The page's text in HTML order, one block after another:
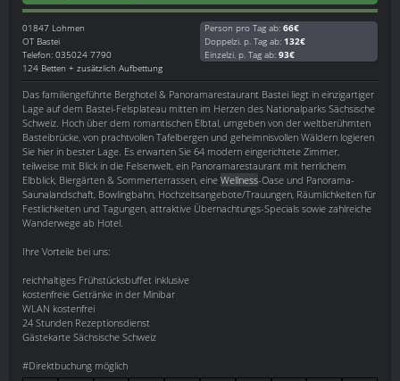
01847 Lohmen
OT Bastei
Telefon: 035024 7790
124 Betten + zusätzlich Aufbettung
Person pro Tag ab: 66€
Doppelzi. p. Tag ab: 132€
Einzelzi. p. Tag ab: 93€
Das familiengeführte Berghotel & Panoramarestaurant Bastei liegt in einzigartiger
Lage auf dem Bastei-Felsplateau mitten im Herzen des Nationalparks Sächsische
Schweiz. Hoch über dem romantischen Elbtal, umgeben von der weltberühmten
Basteibrücke, von prachtvollen Tafelbergen und geheimnisvollen Wäldern logieren
Sie hier in bester Lage. Es erwarten Sie 64 modern eingerichtete Zimmer,
teilweise mit Blick in die Felsenwelt, ein Panoramarestaurant mit herrlichem
Elbblick, Biergärten & Sommerterrassen, eine Wellness-Oase und Panorama-
Saunalandschaft, Bowlingbahn, Hochzeitsangebote/Trauungen, Räumlichkeiten für
Festlichkeiten und Tagungen, attraktive Übernachtungs-Specials sowie zahlreiche
Wanderwege ab Hotel.
Ihre Vorteile bei uns:
reichhaltiges Frühstücksbuffet inklusive
kostenfreie Getränke in der Minibar
WLAN kostenfrei
24 Stunden Rezeptionsdienst
Gästekarte Sächsische Schweiz
#Direktbuchung möglich